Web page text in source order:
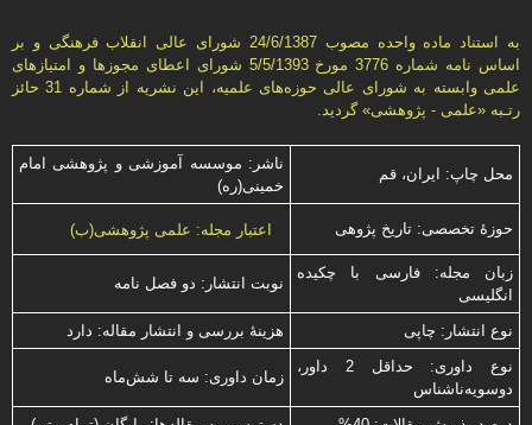
به استناد ماده واحده مصوب 24/6/1387 شورای عالی انقلاب فرهنگی و بر
اساس نامه شماره 3776 مورخ 5/5/1393 شورای اعطای مجوزها و امتيازهای
علمی وابسته به شورای عالی حوزه‌های علميه، اين نشريه از شماره 31 حائز
رتـبه «علمی - پژوهشی» گرديد.
محل چاپ: ایران، قم
ناشر: موسسه آموزشی و پژوهشی امام
خمینی(ره)
حوزۀ تخصصی: تاریخ پژوهی اعتبار مجله: علمی پژوهشی(ب)
زبان مجله: فارسی با چكیده
انگلیسی
نوبت انتشار: دو فصل نامه
نوع انتشار: چاپی
هزینۀ بررسی و انتشار مقاله: دارد
نوع داوری: حداقل 2 داور،
دوسویه‌ناشناس
زمان داوری: سه تا شش‌ماه